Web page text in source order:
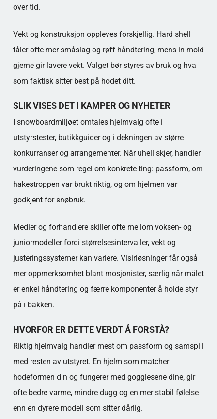
over tid.
Vekt og konstruksjon oppleves forskjellig. Hard shell
tåler ofte mer småslag og røff håndtering, mens in-mold
gjerne gir lavere vekt. Valget bør styres av bruk og hva
som faktisk sitter best på hodet ditt.
SLIK VISES DET I KAMPER OG NYHETER
I snowboardmiljøet omtales hjelmvalg ofte i
utstyrstester, butikkguider og i dekningen av større
konkurranser og arrangementer. Når uhell skjer, handler
vurderingene som regel om konkrete ting: passform, om
hakestroppen var brukt riktig, og om hjelmen var
godkjent for snøbruk.
Medier og forhandlere skiller ofte mellom voksen- og
juniormodeller fordi størrelsesintervaller, vekt og
justeringssystemer kan variere. Visirløsninger får også
mer oppmerksomhet blant mosjonister, særlig når målet
er enkel håndtering og færre komponenter å holde styr
på i bakken.
HVORFOR ER DETTE VERDT Å FORSTÅ?
Riktig hjelmvalg handler mest om passform og samspill
med resten av utstyret. En hjelm som matcher
hodeformen din og fungerer med gogglesene dine, gir
ofte bedre varme, mindre dugg og en mer stabil følelse
enn en dyrere modell som sitter dårlig.